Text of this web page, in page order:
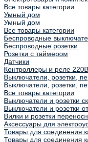
Все товары категории
Умный дом
Умный дом
Все товары категории
Беспроводные
Беспроводные розетки
Розетки с таймером
Датчики
Контроллеры и реле 220В
Выключатели, розетки,
Выключатели, розетки,
Все товары категории
Выключатели и розетки
Выключатели и розетки
Вилки и розетки
Аксессуары для
Товары для соединения
Товары для соединения